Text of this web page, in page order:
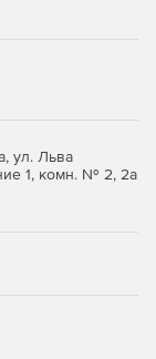
этих
ячеек.
ул. Льва
1, комн. № 2, 2а